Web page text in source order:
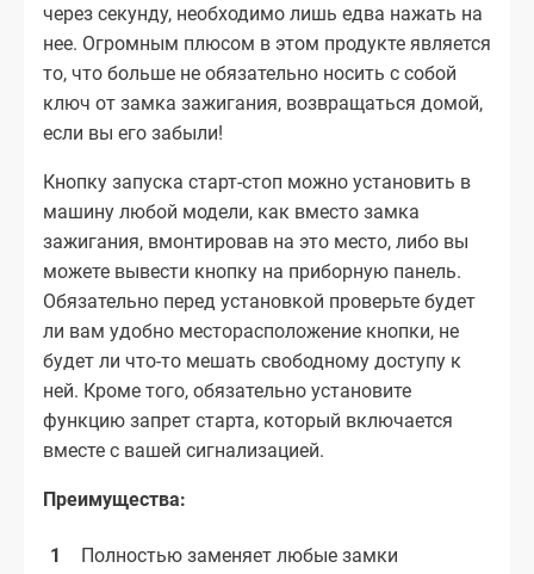
через секунду, необходимо лишь едва нажать на
нее. Огромным плюсом в этом продукте является
то, что больше не обязательно носить с собой
ключ от замка зажигания, возвращаться домой,
если вы его забыли!
Кнопку запуска старт-стоп можно установить в
машину любой модели, как вместо замка
зажигания, вмонтировав на это место, либо вы
можете вывести кнопку на приборную панель.
Обязательно перед установкой проверьте будет
ли вам удобно месторасположение кнопки, не
будет ли что-то мешать свободному доступу к
ней. Кроме того, обязательно установите
функцию запрет старта, который включается
вместе с вашей сигнализацией.
Преимущества:
Полностью заменяет любые замки